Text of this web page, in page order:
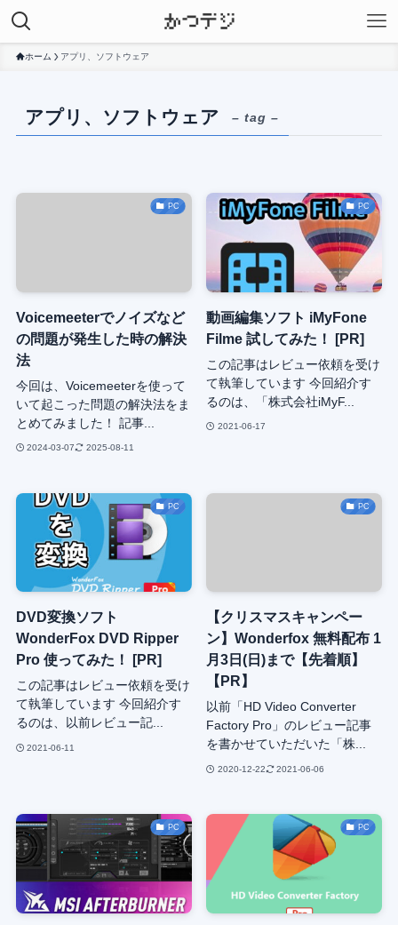
ホーム アプリ、ソフトウェア
アプリ、ソフトウェア – tag –
PC
Voicemeeterでノイズなど
の問題が発生した時の解決
法
今回は、Voicemeeterを使って
いて起こった問題の解決法をま
とめてみました！ 記事...
2024-03-07 2025-08-11
PC
動画編集ソフト iMyFone
Filme 試してみた！ [PR]
この記事はレビュー依頼を受け
て執筆しています 今回紹介す
るのは、「株式会社iMyF...
2021-06-17
PC
DVD変換ソフト
WonderFox DVD Ripper
Pro 使ってみた！ [PR]
この記事はレビュー依頼を受け
て執筆しています 今回紹介す
るのは、以前レビュー記...
2021-06-11
PC
【クリスマスキャンペー
ン】Wonderfox 無料配布 1
月3日(日)まで【先着順】
【PR】
以前「HD Video Converter
Factory Pro」のレビュー記事
を書かせていただいた「株...
2020-12-22 2021-06-06
PC PC